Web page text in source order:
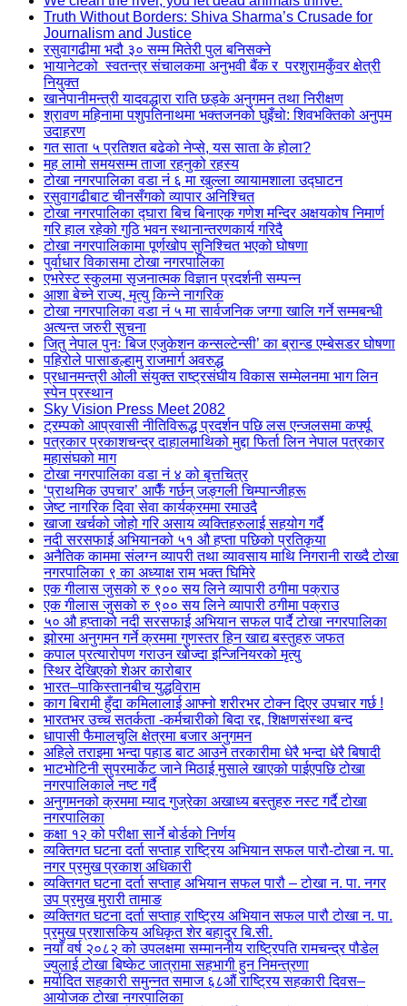
Truth Without Borders: Shiva Sharma’s Crusade for
Journalism and Justice
रसुवागढीमा भदौ ३० सम्म मितेरी पुल बनिसक्ने
भायानेटको स्वतन्त्र संचालकमा अनुभवी बैंक र परशुरामकुँवर क्षेत्री
नियुक्त
खानेपानीमन्त्री यादवद्धारा राति छड्के अनुगमन तथा निरीक्षण
श्रावण महिनामा पशुपतिनाथमा भक्तजनको घुइँचो: शिवभक्तिको अनुपम
उदाहरण
गत साता ५ प्रतिशत बढेको नेप्से, यस साता के होला?
मह लामो समयसम्म ताजा रहनुको रहस्य
टोखा नगरपालिका वडा नं ६ मा खुल्ला व्यायामशाला उद्घाटन
रसुवागढीबाट चीनसँगको व्यापार अनिश्चित
टोखा नगरपालिका द्घारा बिच बिनाएक गणेश मन्दिर अक्षयकोष निमार्ण
गरि हाल रहेको गुठि भवन स्थानान्तरणकार्य गरिदै
टोखा नगरपालिकामा पूर्णखोप सुनिश्चित भएको घोषणा
पुर्वाधार विकासमा टोखा नगरपालिका
एभरेस्ट स्कुलमा सृजनात्मक विज्ञान प्रदर्शनी सम्पन्न
आशा बेच्ने राज्य, मृत्यु किन्ने नागरिक
टोखा नगरपालिका वडा नं ५ मा सार्वजनिक जग्गा खालि गर्ने सम्मबन्धी
अत्यन्त जरुरी सुचना
जितु नेपाल पुनः बिज एजुकेशन कन्सल्टेन्सी’ का ब्रान्ड एम्बेसडर घोषणा
पहिरोले पासाङल्हामु राजमार्ग अवरुद्ध
प्रधानमन्त्री ओली संयुक्त राष्ट्रसंघीय विकास सम्मेलनमा भाग लिन
स्पेन प्रस्थान
Sky Vision Press Meet 2082
ट्रम्पको आप्रवासी नीतिविरूद्ध प्रदर्शन पछि लस एन्जलसमा कर्फ्यू
पत्रकार प्रकाशचन्द्र दाहालमाथिको मुद्दा फिर्ता लिन नेपाल पत्रकार
महासंघको माग
टोखा नगरपालिका वडा नं ४ को बृत्तचित्र
‘प्राथमिक उपचार’ आफैँ गर्छन् जङ्गली चिम्पान्जीहरू
जेष्ट नागरिक दिवा सेवा कार्यक्रममा रमाउदै
खाजा खर्चको जोहो गरि असाय व्यक्तिहरुलाई सहयोग गर्दै
नदी सरसफाई अभियानको ५१ औ हप्ता पछिको प्रतिकृया
अनैतिक काममा संलग्न व्यापरी तथा व्यावसाय माथि निगरानी राख्दै टोखा
नगरपालिका ९ का अध्याक्ष राम भक्त घिमिरे
एक गीलास जुसको रु ९०० सय लिने व्यापारी ठगीमा पक्राउ
एक गीलास जुसको रु ९०० सय लिने व्यापारी ठगीमा पक्राउ
५० औ हप्ताको नदी सरसफाई अभियान सफल पार्दै टोखा नगरपालिका
झोरमा अनुगमन गर्ने क्रममा गुणस्तर हिन खाद्य बस्तुहरु जफत
कपाल प्रत्यारोपण गराउन खोज्दा इन्जिनियरको मृत्यु
स्थिर देखिएको शेअर कारोबार
भारत–पाकिस्तानबीच युद्धविराम
काग बिरामी हुँदा कमिलालाई आफ्नो शरीरभर टोक्न दिएर उपचार गर्छ !
भारतभर उच्च सतर्कता -कर्मचारीको बिदा रद्द, शिक्षणसंस्था बन्द
धापासी फैमालचुलि क्षेत्रमा बजार अनुगमन
अहिले तराइमा भन्दा पहाड बाट आउने तरकारीमा धेरै भन्दा धेरै बिषादी
भाटभोटिनी सुपरमार्केट जाने मिठाई मुसाले खाएको पाईएपछि टोखा
नगरपालिकाले नष्ट गर्दै
अनुगमनको क्रममा म्याद गुज्रेका अखाध्य बस्तुहरु नस्ट गर्दै टोखा
नगरपालिका
कक्षा १२ को परीक्षा सार्ने बोर्डको निर्णय
व्यक्तिगत घटना दर्ता सप्ताह राष्ट्रिय अभियान सफल पारौ-टोखा न. पा.
नगर प्रमुख प्रकाश अधिकारी
व्यक्तिगत घटना दर्ता सप्ताह अभियान सफल पारौ – टोखा न. पा. नगर
उप प्रमुख मुरारी तामाङ
व्यक्तिगत घटना दर्ता सप्ताह राष्ट्रिय अभियान सफल पारौ टोखा न. पा.
प्रमुख प्रशासकिय अधिकृत शेर बहादुर बि.सी.
नयाँ वर्ष २०८२ को उपलक्षमा सम्माननीय राष्ट्रिपति रामचन्द्र पौडेल
ज्युलाई टोखा बिष्केट जात्रामा सहभागी हुन निमन्त्रणा
मर्यादित सहकारी समुन्नत समाज ६८औं राष्ट्रिय सहकारी दिवस–
आयोजक टोखा नगरपालिका